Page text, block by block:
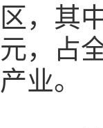
区，其
元，占
产业。